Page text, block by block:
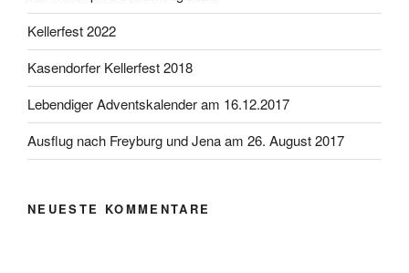
Kellerfest 2022
Kasendorfer Kellerfest 2018
Lebendiger Adventskalender am 16.12.2017
Ausflug nach Freyburg und Jena am 26. August 2017
NEUESTE KOMMENTARE